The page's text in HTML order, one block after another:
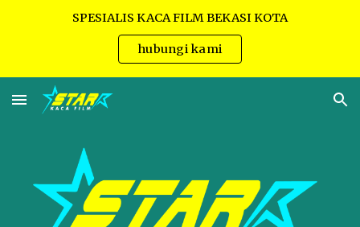
SPESIALIS KACA FILM BEKASI KOTA
hubungi kami